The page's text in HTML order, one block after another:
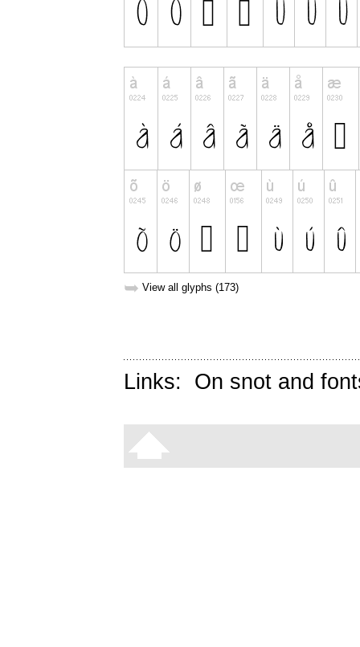
➥ View all glyphs (173)
Links: On snot and